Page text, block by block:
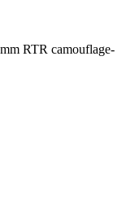
RTR camouflage-